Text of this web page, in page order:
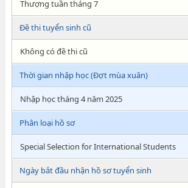
Thượng tuần tháng 7
Đề thi tuyển sinh cũ
Không có đề thi cũ
Thời gian nhập học (Đợt mùa xuân)
Nhập học tháng 4 năm 2025
Phân loại hồ sơ
Special Selection for International Students
Ngày bắt đầu nhận hồ sơ tuyển sinh